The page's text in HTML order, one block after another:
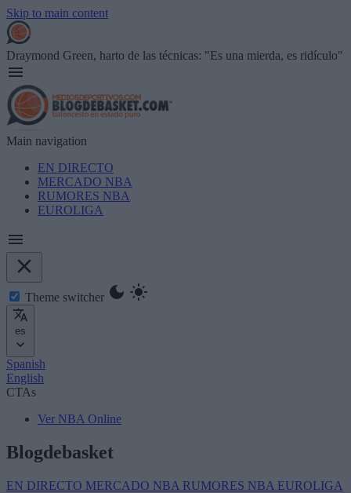
Skip to main content
Draymond Green, harto de las técnicas: "Es una mierda, es ridículo"
Main navigation
EN DIRECTO
MERCADO NBA
RUMORES NBA
EUROLIGA
Theme switcher
es
Spanish
English
CTAs
Ver NBA Online
Blogdebasket
EN DIRECTO MERCADO NBA RUMORES NBA EUROLIGA